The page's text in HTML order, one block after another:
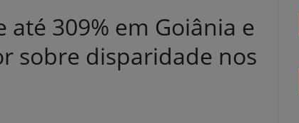
309% em Goiânia e
sobre disparidade nos